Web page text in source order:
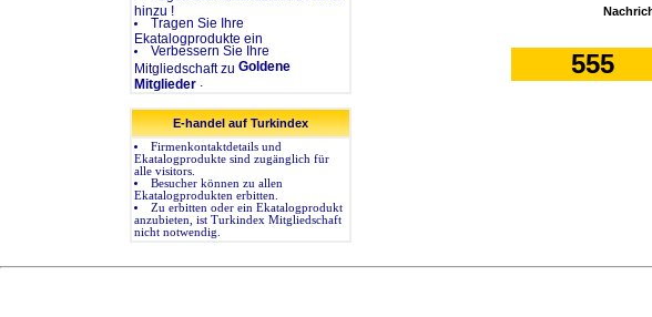
hinzu !
Tragen Sie Ihre
Ekatalogprodukte ein
Verbessern Sie Ihre
Mitgliedschaft zu Goldene
Mitglieder .
E-handel auf Turkindex
Firmenkontaktdetails und
Ekatalogprodukte sind zugänglich für
alle visitors.
Besucher können zu allen
Ekatalogprodukten erbitten.
Zu erbitten oder ein Ekatalogprodukt
anzubieten, ist Turkindex Mitgliedschaft
nicht notwendig.
555